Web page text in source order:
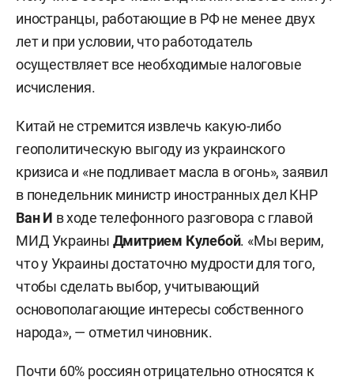
иностранцы, работающие в РФ не менее двух
лет и при условии, что работодатель
осуществляет все необходимые налоговые
исчисления.
Китай не стремится извлечь какую-либо
геополитическую выгоду из украинского
кризиса и «не подливает масла в огонь», заявил
в понедельник министр иностранных дел КНР
Ван И в ходе телефонного разговора с главой
МИД Украины Дмитрием Кулебой. «Мы верим,
что у Украины достаточно мудрости для того,
чтобы сделать выбор, учитывающий
основополагающие интересы собственного
народа», — отметил чиновник.
Почти 60% россиян отрицательно относятся к